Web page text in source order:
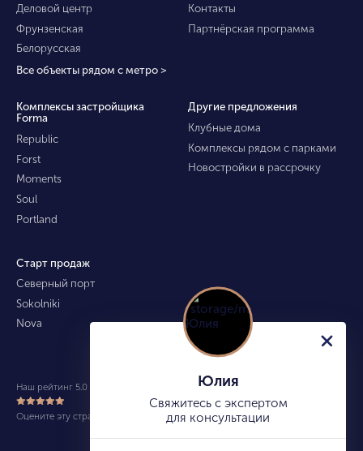
Деловой центр
Фрунзенская
Белорусская
Все объекты рядом с метро >
Контакты
Партнёрская программа
Комплексы застройщика
Forma
Republic
Forst
Moments
Soul
Portland
Другие предложения
Клубные дома
Комплексы рядом с парками
Новостройки в рассрочку
Старт продаж
Северный порт
Sokolniki
Nova
Наш рейтинг 5.0 из 5 (490)
Оцените эту страницу
Юлия
Свяжитесь с экспертом
для консультации